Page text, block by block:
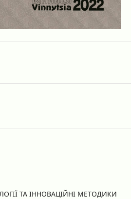
ТА ІННОВАЦІЙНІ МЕТОДИКИ